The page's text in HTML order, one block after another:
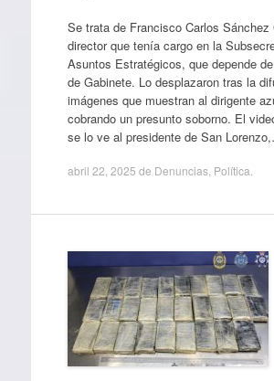
Se trata de Francisco Carlos Sánchez
director que tenía cargo en la
Asuntos Estratégicos, que depende
de Gabinete. Lo desplazaron tras la
imágenes que muestran al dirigente
cobrando un presunto soborno. El
se lo ve al presidente de San
abril 22, 2025 de Denuncias, Política